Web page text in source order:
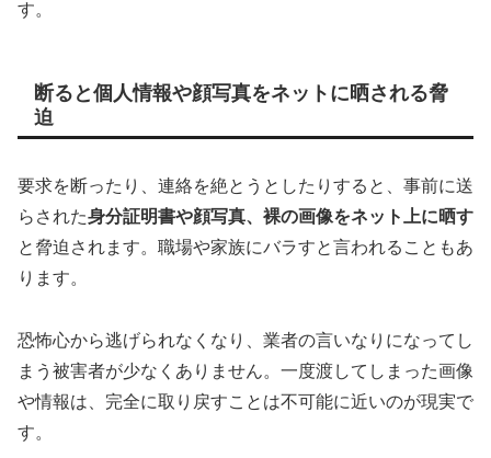
す。
断ると個人情報や顔写真をネットに晒される脅
迫
要求を断ったり、連絡を絶とうとしたりすると、事前に送
らされた身分証明書や顔写真、裸の画像をネット上に晒す
と脅迫されます。職場や家族にバラすと言われることもあ
ります。
恐怖心から逃げられなくなり、業者の言いなりになってし
まう被害者が少なくありません。一度渡してしまった画像
や情報は、完全に取り戻すことは不可能に近いのが現実で
す。